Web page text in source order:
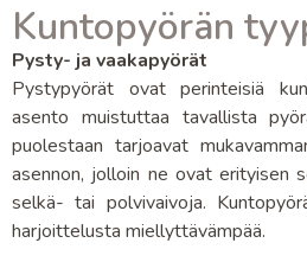
Kuntopyörän
Pysty- ja vaakapyörät
Pystypyörät ovat perinteisiä
asento muistuttaa tavallista
puolestaan tarjoavat
asennon, jolloin ne ovat erityisen
selkä- tai polvivaivoja.
harjoittelusta miellyttävämpää.